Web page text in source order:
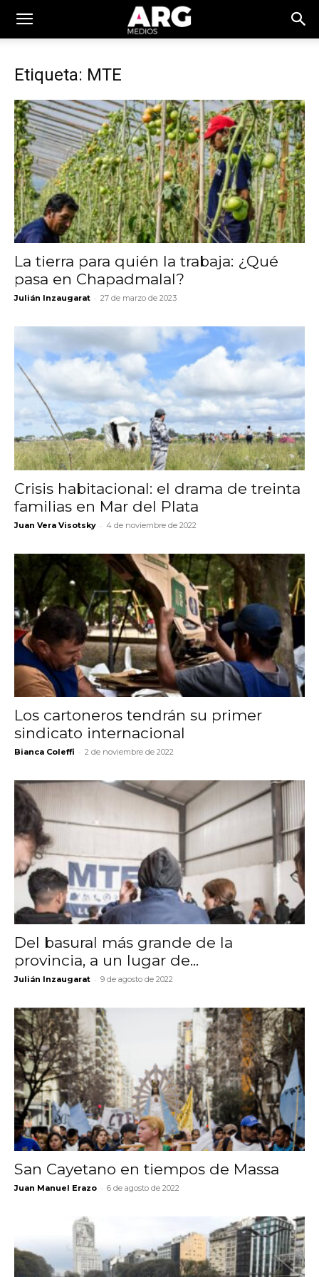
Etiqueta: MTE
La tierra para quién la trabaja: ¿Qué
pasa en Chapadmalal?
Julián Inzaugarat - 27 de marzo de 2023
Crisis habitacional: el drama de treinta
familias en Mar del Plata
Juan Vera Visotsky - 4 de noviembre de 2022
Los cartoneros tendrán su primer
sindicato internacional
Bianca Coleffi - 2 de noviembre de 2022
Del basural más grande de la
provincia, a un lugar de...
Julián Inzaugarat - 9 de agosto de 2022
San Cayetano en tiempos de Massa
Juan Manuel Erazo - 6 de agosto de 2022